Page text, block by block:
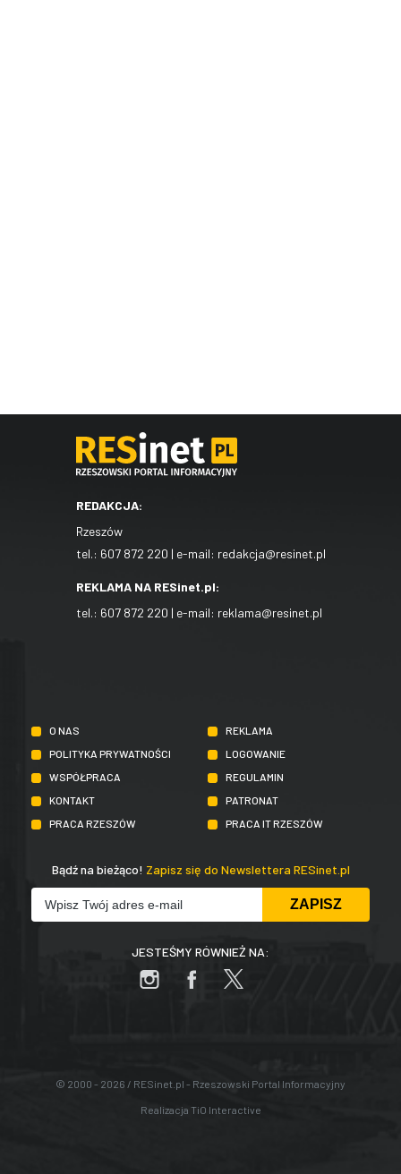
REDAKCJA:
Rzeszów
tel.: 607 872 220 | e-mail: redakcja@resinet.pl
REKLAMA NA RESinet.pl:
tel.: 607 872 220 | e-mail: reklama@resinet.pl
O NAS
REKLAMA
POLITYKA PRYWATNOŚCI
LOGOWANIE
WSPÓŁPRACA
REGULAMIN
KONTAKT
PATRONAT
PRACA RZESZÓW
PRACA IT RZESZÓW
Bądź na bieżąco! Zapisz się do Newslettera RESinet.pl
JESTEŚMY RÓWNIEŻ NA:
© 2000 - 2026 / RESinet.pl - Rzeszowski Portal Informacyjny
Realizacja TiO Interactive